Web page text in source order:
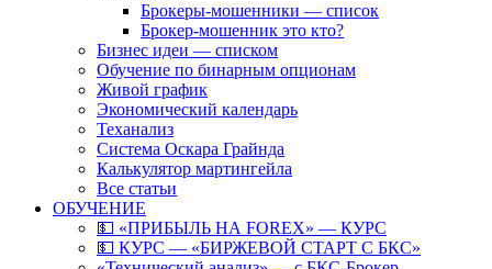
Брокеры-мошенники — список
Брокер-мошенник это кто?
Бизнес идеи — списком
Обучение по бинарным опционам
Живой график
Экономический календарь
Теханализ
Система Оскара Грайнда
Калькулятор мартингейла
Все статьи
ОБУЧЕНИЕ
💵 «ПРИБЫЛЬ НА FOREX» — КУРС
💵 КУРС — «БИРЖЕВОЙ СТАРТ С БКС»